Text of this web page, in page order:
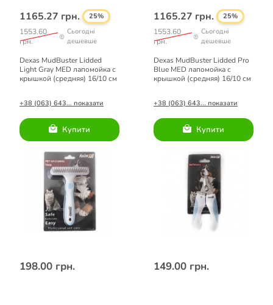
1165.27 грн. 25%
1553.60
грн.
Сьогодні
дешевше
Dexas MudBuster Lidded
Light Gray MED лапомойка с
крышкой (средняя) 16/10 см
+38 (063) 643... показати
Купити
1165.27 грн. 25%
1553.60
грн.
Сьогодні
дешевше
Dexas MudBuster Lidded Pro
Blue MED лапомойка с
крышкой (средняя) 16/10 см
+38 (063) 643... показати
Купити
198.00 грн. 149.00 грн.